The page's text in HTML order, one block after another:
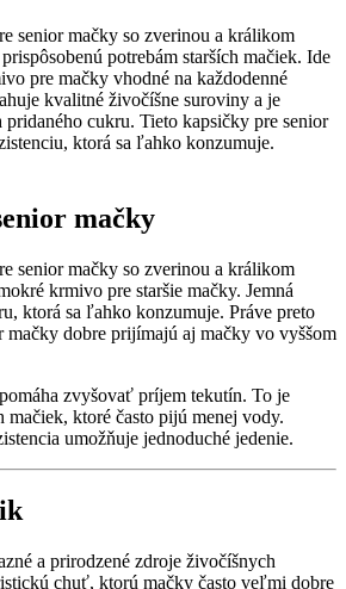
senior mačky so zverinou a králikom
potrebám starších mačiek. Ide
pre mačky vhodné na každodenné
kvalitné živočíšne suroviny a je
cukru. Tieto kapsičky pre senior
ktorá sa ľahko konzumuje.
mačky
senior mačky so zverinou a králikom
krmivo pre staršie mačky. Jemná
ktorá sa ľahko konzumuje. Práve preto
mačky dobre prijímajú aj mačky vo vyššom
zvyšovať príjem tekutín. To je
mačiek, ktoré často pijú menej vody.
umožňuje jednoduché jedenie.
a prirodzené zdroje živočíšnych
chuť, ktorú mačky často veľmi dobre